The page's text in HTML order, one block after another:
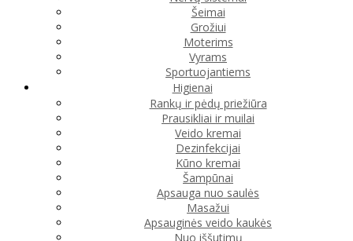
Šeimai
Grožiui
Moterims
Vyrams
Sportuojantiems
Higienai
Rankų ir pėdų priežiūra
Prausikliai ir muilai
Veido kremai
Dezinfekcijai
Kūno kremai
Šampūnai
Apsauga nuo saulės
Masažui
Apsauginės veido kaukės
Nuo iššutimų